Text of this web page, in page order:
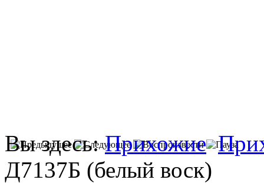
Вы здесь:Прихожие
Д7137Б (белый воск)